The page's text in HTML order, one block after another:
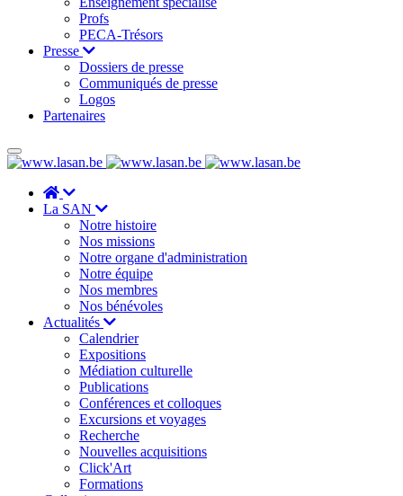
Profs
PECA-Trésors
Presse
Dossiers de presse
Communiqués de presse
Logos
Partenaires
La SAN
Notre histoire
Nos missions
Notre organe d'administration
Notre équipe
Nos membres
Nos bénévoles
Actualités
Calendrier
Expositions
Médiation culturelle
Publications
Conférences et colloques
Excursions et voyages
Recherche
Nouvelles acquisitions
Click'Art
Formations